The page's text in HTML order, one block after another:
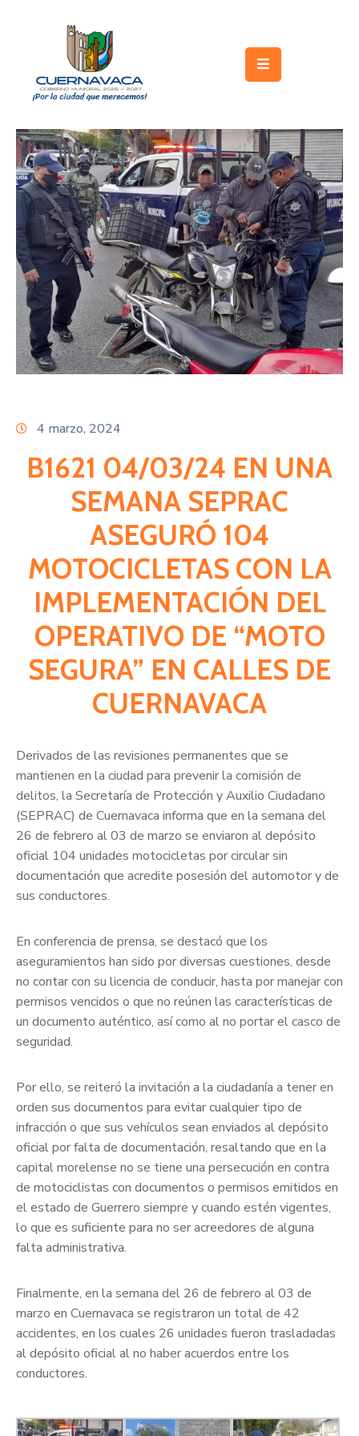
Gobierno
Turismo
Trámites
y
Servicios
Licitaciones
Transparencia
Directorio
Citas
4 marzo, 2024
B1621 04/03/24 EN UNA
SEMANA SEPRAC
ASEGURÓ 104
MOTOCICLETAS CON LA
IMPLEMENTACIÓN DEL
OPERATIVO DE “MOTO
SEGURA” EN CALLES DE
CUERNAVACA
Derivados de las revisiones permanentes que se
mantienen en la ciudad para prevenir la comisión de
delitos, la Secretaría de Protección y Auxilio Ciudadano
(SEPRAC) de Cuernavaca informa que en la semana del
26 de febrero al 03 de marzo se enviaron al depósito
oficial 104 unidades motocicletas por circular sin
documentación que acredite posesión del automotor y de
sus conductores.
En conferencia de prensa, se destacó que los
aseguramientos han sido por diversas cuestiones, desde
no contar con su licencia de conducir, hasta por manejar con
permisos vencidos o que no reúnen las características de
un documento auténtico, así como al no portar el casco de
seguridad.
Por ello, se reiteró la invitación a la ciudadanía a tener en
orden sus documentos para evitar cualquier tipo de
infracción o que sus vehículos sean enviados al depósito
oficial por falta de documentación, resaltando que en la
capital morelense no se tiene una persecución en contra
de motociclistas con documentos o permisos emitidos en
el estado de Guerrero siempre y cuando estén vigentes,
lo que es suficiente para no ser acreedores de alguna
falta administrativa.
Finalmente, en la semana del 26 de febrero al 03 de
marzo en Cuernavaca se registraron un total de 42
accidentes, en los cuales 26 unidades fueron trasladadas
al depósito oficial al no haber acuerdos entre los
conductores.